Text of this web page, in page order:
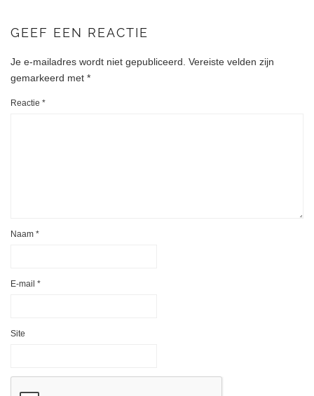
GEEF EEN REACTIE
Je e-mailadres wordt niet gepubliceerd. Vereiste velden zijn
gemarkeerd met *
Reactie *
Naam *
E-mail *
Site